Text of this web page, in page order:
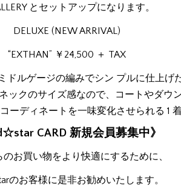
とセットアップになります。
DELUXE (NEW ARRIVAL)
“EXTHAN” ￥24,500 ＋ TAX
ドルゲージの編みでシン プルに仕上げ
ックのサイズ感なので、コートやダウ
ーディネートを一味変化させられる 1 着
CARD 新規会員募集中》
のお買い物をより快適にするために、
のお客様に是非お勧めいたします。